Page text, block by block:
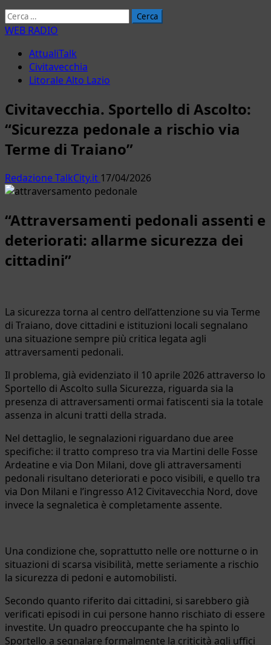
Ricerca
per:
WEB RADIO
AttualiTalk
Civitavecchia
Litorale Alto Lazio
Civitavecchia. Sportello di Ascolto:
“Sicurezza pedonale a rischio via
Terme di Traiano”
Redazione TalkCity.it 17/04/2026
“Attraversamenti pedonali assenti e
deteriorati: allarme sicurezza dei
cittadini”
La sicurezza torna al centro dell’attenzione su via Terme
di Traiano, dove cittadini e istituzioni locali segnalano
una situazione sempre più critica legata agli
attraversamenti pedonali.
Il problema, già evidenziato il 10 aprile 2026 attraverso lo
Sportello di Ascolto sulla Sicurezza, riguarda sia la
presenza di attraversamenti ormai fatiscenti sia la totale
assenza in alcuni tratti della strada.
Nel dettaglio, le segnalazioni riguardano due aree
specifiche: il tratto compreso tra via Martini delle Fosse
Ardeatine e via Don Milani, dove gli attraversamenti
pedonali risultano deteriorati e poco visibili, e quello tra
via Don Milani e l’ingresso A12 Civitavecchia Nord, dove
invece la segnaletica è completamente assente.
Una condizione che, soprattutto nelle ore notturne o in
situazioni di scarsa visibilità, mette seriamente a rischio
la sicurezza di pedoni e automobilisti.
Secondo quanto riferito dai cittadini, si sarebbero già
verificati episodi in cui persone hanno rischiato di essere
investite. Un quadro preoccupante che ha spinto lo
Sportello a segnalare formalmente la criticità agli uffici